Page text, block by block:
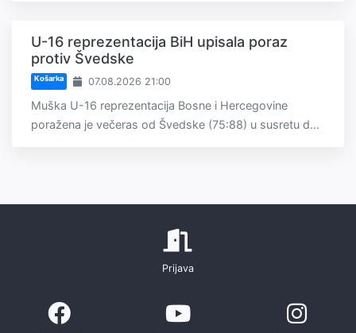
U-16 reprezentacija BiH upisala poraz
protiv Švedske
Košarka 07.08.2026 21:00
Muška U-16 reprezentacija Bosne i Hercegovine
poražena je večeras od Švedske (75:88) u susretu d...
Prijava